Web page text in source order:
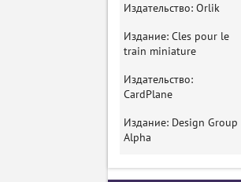
Издательство: Orlik
Издание: Cles pour le
train miniature
Издательство:
CardPlane
Издание: Design Group
Alpha